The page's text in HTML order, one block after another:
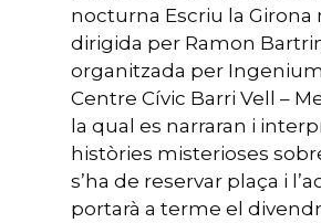
nocturna Escriu la Girona
dirigida per Ramon
organitzada per
Centre Cívic Barri Vell –
la qual es narraran i
històries misterioses
s’ha de reservar plaça i
portarà a terme el